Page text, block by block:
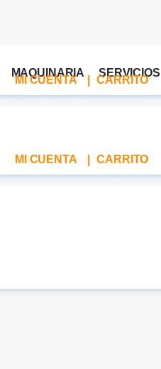
MAQUINARIA SERVICIOS
MI CUENTA CARRITO
MI CUENTA CARRITO